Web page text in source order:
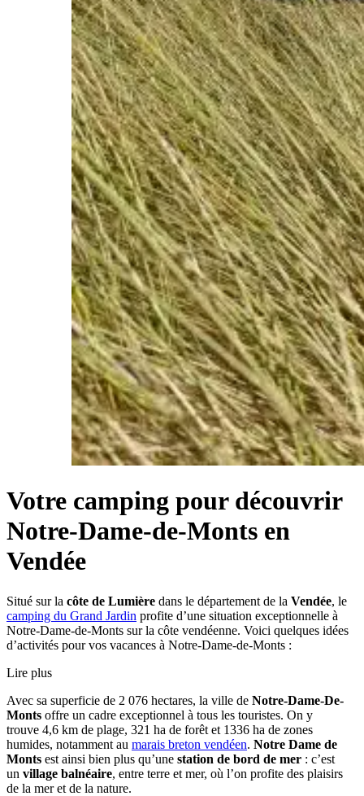
Votre camping pour découvrir
Notre-Dame-de-Monts en
Vendée
Situé sur la côte de Lumière dans le département de la Vendée, le
camping du Grand Jardin profite d’une situation exceptionnelle à
Notre-Dame-de-Monts sur la côte vendéenne. Voici quelques idées
d’activités pour vos vacances à Notre-Dame-de-Monts :
Lire plus
Avec sa superficie de 2 076 hectares, la ville de Notre-Dame-De-
Monts offre un cadre exceptionnel à tous les touristes. On y
trouve 4,6 km de plage, 321 ha de forêt et 1336 ha de zones
humides, notamment au marais breton vendéen. Notre Dame de
Monts est ainsi bien plus qu’une station de bord de mer : c’est
un village balnéaire, entre terre et mer, où l’on profite des plaisirs
de la mer et de la nature.